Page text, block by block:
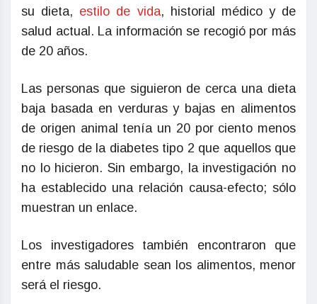
su dieta, estilo de vida, historial médico y de
salud actual. La información se recogió por más
de 20 años.
Las personas que siguieron de cerca una dieta
baja basada en verduras y bajas en alimentos
de origen animal tenía un 20 por ciento menos
de riesgo de la diabetes tipo 2 que aquellos que
no lo hicieron. Sin embargo, la investigación no
ha establecido una relación causa-efecto; sólo
muestran un enlace.
Los investigadores también encontraron que
entre más saludable sean los alimentos, menor
será el riesgo.